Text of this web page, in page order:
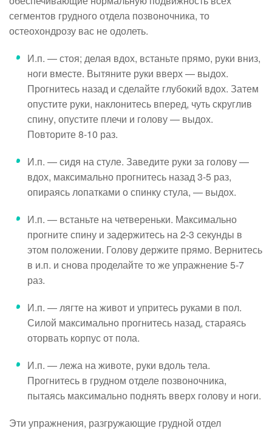
сегментов грудного отдела позвоночника, то
остеохондрозу вас не одолеть.
И.п. — стоя; делая вдох, встаньте прямо, руки вниз,
ноги вместе. Вытяните руки вверх — выдох.
Прогнитесь назад и сделайте глубокий вдох. Затем
опустите руки, наклонитесь вперед, чуть скруглив
спину, опустите плечи и голову — выдох.
Повторите 8-10 раз.
И.п. — сидя на стуле. Заведите руки за голову —
вдох, максимально прогнитесь назад 3-5 раз,
опираясь лопатками о спинку стула, — выдох.
И.п. — встаньте на четвереньки. Максимально
прогните спину и задержитесь на 2-3 секунды в
этом положении. Голову держите прямо. Вернитесь
в и.п. и снова проделайте то же упражнение 5-7
раз.
И.п. — лягте на живот и упритесь руками в пол.
Силой максимально прогнитесь назад, стараясь
оторвать корпус от пола.
И.п. — лежа на животе, руки вдоль тела.
Прогнитесь в грудном отделе позвоночника,
пытаясь максимально поднять вверх голову и ноги.
Эти упражнения, разгружающие грудной отдел